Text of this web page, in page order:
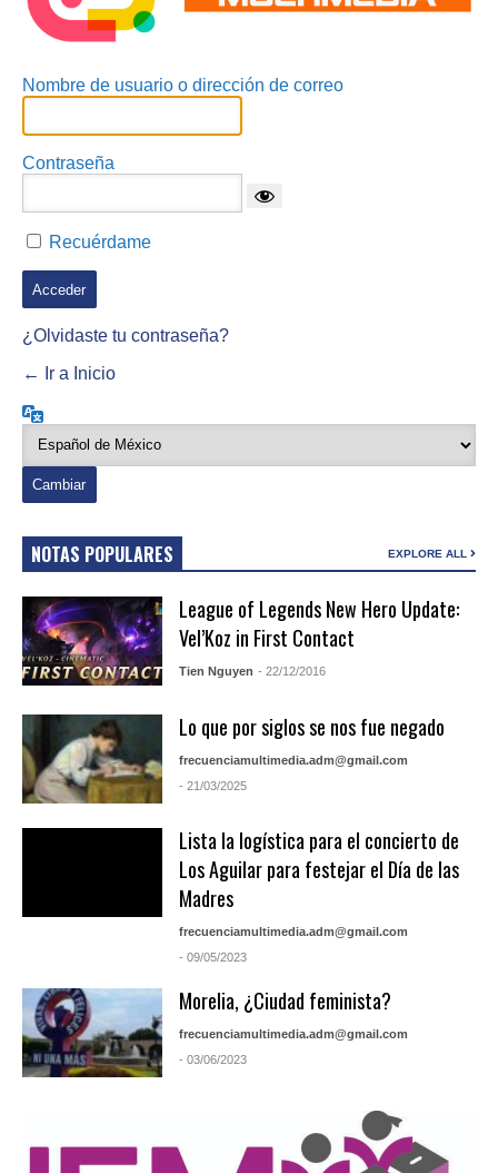
Nombre de usuario o dirección de correo
Contraseña
Recuérdame
¿Olvidaste tu contraseña?
← Ir a Inicio
NOTAS POPULARES EXPLORE ALL
League of Legends New Hero Update:
Vel’Koz in First Contact
Tien Nguyen - 22/12/2016
Lo que por siglos se nos fue negado
frecuenciamultimedia.adm@gmail.com
- 21/03/2025
Lista la logística para el concierto de
Los Aguilar para festejar el Día de las
Madres
frecuenciamultimedia.adm@gmail.com
- 09/05/2023
Morelia, ¿Ciudad feminista?
frecuenciamultimedia.adm@gmail.com
- 03/06/2023